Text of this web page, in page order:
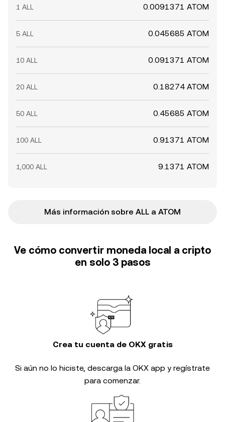
1 ALL 0.0091371 ATOM
5 ALL 0.045685 ATOM
10 ALL 0.091371 ATOM
20 ALL 0.18274 ATOM
50 ALL 0.45685 ATOM
100 ALL 0.91371 ATOM
1,000 ALL 9.1371 ATOM
Más información sobre ALL a ATOM
Ve cómo convertir moneda local a cripto
en solo 3 pasos
Crea tu cuenta de OKX gratis
Si aún no lo hiciste, descarga la OKX app y regístrate
para comenzar.